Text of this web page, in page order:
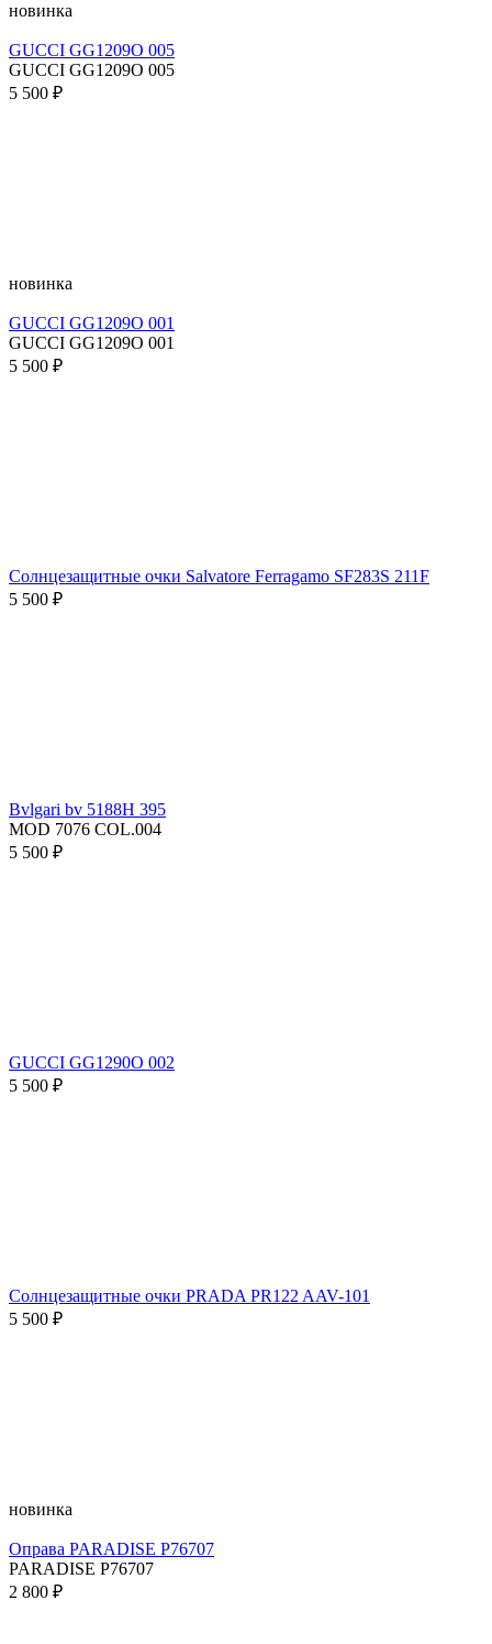
новинка
GUCCI GG1209O 005
GUCCI GG1209O 005
5 500 ₽
новинка
GUCCI GG1209O 001
GUCCI GG1209O 001
5 500 ₽
Солнцезащитные очки Salvatore Ferragamo SF283S 211F
5 500 ₽
Bvlgari bv 5188H 395
MOD 7076 COL.004
5 500 ₽
GUCCI GG1290O 002
5 500 ₽
Солнцезащитные очки PRADA PR122 AAV-101
5 500 ₽
новинка
Оправа PARADISE P76707
PARADISE P76707
2 800 ₽